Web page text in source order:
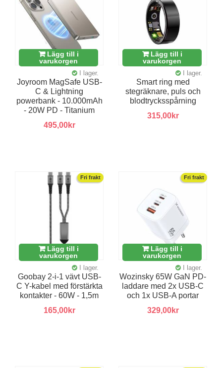
Lägg till i
varukorgen
I lager.
Joyroom MagSafe USB-
C & Lightning
powerbank - 10.000mAh
- 20W PD - Titanium
495,00kr
Lägg till i
varukorgen
I lager.
Smart ring med
stegräknare, puls och
blodtrycksspårning
315,00kr
Fri frakt
Lägg till i
varukorgen
I lager.
Goobay 2-i-1 vävt USB-
C Y-kabel med förstärkta
kontakter - 60W - 1,5m
165,00kr
Fri frakt
Lägg till i
varukorgen
I lager.
Wozinsky 65W GaN PD-
laddare med 2x USB-C
och 1x USB-A portar
329,00kr